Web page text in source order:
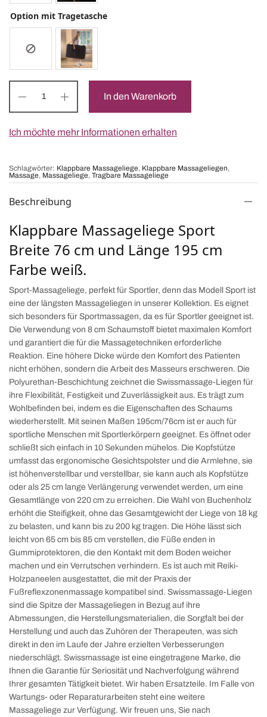
Option mit Tragetasche
In den Warenkorb
Ich möchte mehr Informationen erhalten
Schlagwörter: Klappbare Massageliege, Klappbare Massageliegen,
Massage, Massageliege, Tragbare Massageliege
Beschreibung
Klappbare Massageliege Sport
Breite 76 cm und Länge 195 cm
Farbe weiß.
Sport-Massageliege, perfekt für Sportler, denn das Modell Sport ist
eine der längsten Massageliegen in unserer Kollektion. Es eignet
sich besonders für Sportmassagen, da es für Sportler geeignet ist.
Die Verwendung von 8 cm Schaumstoff bietet maximalen Komfort
und garantiert die für die Massagetechniken erforderliche
Reaktion. Eine höhere Dicke würde den Komfort des Patienten
nicht erhöhen, sondern die Arbeit des Masseurs erschweren. Die
Polyurethan-Beschichtung zeichnet die Swissmassage-Liegen für
ihre Flexibilität, Festigkeit und Zuverlässigkeit aus. Es trägt zum
Wohlbefinden bei, indem es die Eigenschaften des Schaums
wiederherstellt. Mit seinen Maßen 195cm/76cm ist er auch für
sportliche Menschen mit Sportlerkörpern geeignet. Es öffnet oder
schließt sich einfach in 10 Sekunden mühelos. Die Kopfstütze
umfasst das ergonomische Gesichtspolster und die Armlehne, sie
ist höhenverstellbar und verstellbar, sie kann auch als Kopfstütze
oder als 25 cm lange Verlängerung verwendet werden, um eine
Gesamtlänge von 220 cm zu erreichen. Die Wahl von Buchenholz
erhöht die Steifigkeit, ohne das Gesamtgewicht der Liege von 18 kg
zu belasten, und kann bis zu 200 kg tragen. Die Höhe lässt sich
leicht von 65 cm bis 85 cm verstellen, die Füße enden in
Gummiprotektoren, die den Kontakt mit dem Boden weicher
machen und ein Verrutschen verhindern. Es ist auch mit Reiki-
Holzpaneelen ausgestattet, die mit der Praxis der
Fußreflexzonenmassage kompatibel sind. Swissmassage-Liegen
sind die Spitze der Massageliegen in Bezug auf ihre
Abmessungen, die Herstellungsmaterialien, die Sorgfalt bei der
Herstellung und auch das Zuhören der Therapeuten, was sich
direkt in den im Laufe der Jahre erzielten Verbesserungen
niederschlägt. Swissmassage ist eine eingetragene Marke, die
Ihnen die Garantie für Seriosität und Nachverfolgung während
Ihrer gesamten Tätigkeit bietet. Wir haben Ersatzteile. Im Falle von
Wartungs- oder Reparaturarbeiten steht eine weitere
Massageliege zur Verfügung. Wir freuen uns, Sie nach